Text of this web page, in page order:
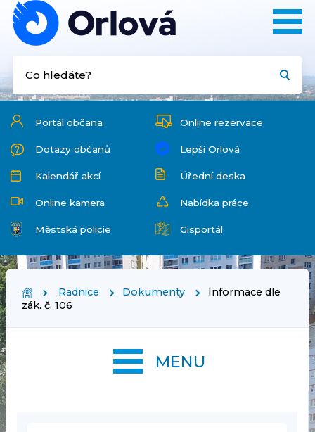
Portál občana Online rezervace
Dotazy občanů Lepší Orlová
Kalendář akcí Úřední deska
Online kamera Nabídka práce
Městská policie Gisportál
Radnice Dokumenty
Informace dle
zák. č. 106
MENU